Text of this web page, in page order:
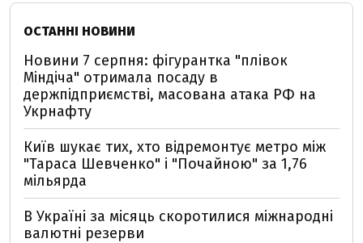
ОСТАННІ НОВИНИ
Новини 7 серпня: фігурантка "плівок
Міндіча" отримала посаду в
держпідприємстві, масована атака РФ на
Укрнафту
Київ шукає тих, хто відремонтує метро між
"Тараса Шевченко" і "Почайною" за 1,76
мільярда
В Україні за місяць скоротилися міжнародні
валютні резерви